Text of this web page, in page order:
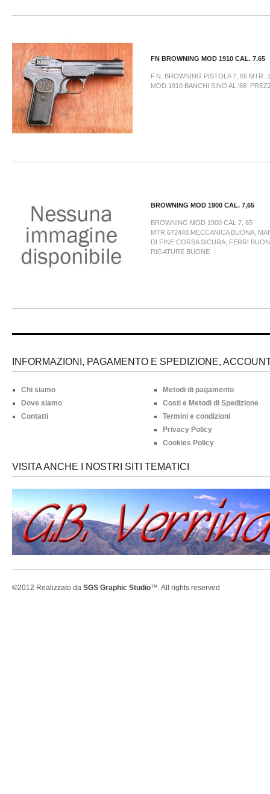
FN BROWNING MOD 1910 CAL. 7.65
F.N. BROWNING PISTOLA 7, 65 MTR.
MOD.1910 BANCHI SINO AL '68
BROWNING MOD 1900 CAL. 7,65
BROWNING MOD 1900 CAL 7, 65
MTR.672448.MECCANICA BUONA,
DI FINE CORSA SICURA; FERRI
RIGATURE BUONE
INFORMAZIONI, PAGAMENTO E SPEDIZIONE,
Chi siamo
Dove siamo
Contatti
Metodi di pagamento
Costi e Metodi di Spedizione
Termini e condizioni
Privacy Policy
Cookies Policy
VISITA ANCHE I NOSTRI SITI TEMATICI
©2012 Realizzato da SGS Graphic Studio™. All rights reserved